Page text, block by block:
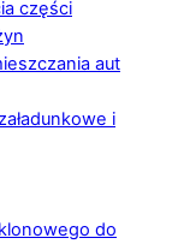
części
aut
i
do